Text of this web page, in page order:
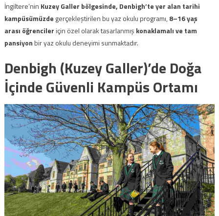
İngiltere’nin Kuzey Galler bölgesinde, Denbigh’te yer alan tarihi
kampüsümüzde gerçekleştirilen bu yaz okulu programı,8–16 yaş
arası öğrencileriçin özel olarak tasarlanmış konaklamalı ve tam
pansiyonbir yaz okulu deneyimi sunmaktadır.
Denbigh (Kuzey Galler)’de Doğa
İçinde Güvenli Kampüs Ortamı